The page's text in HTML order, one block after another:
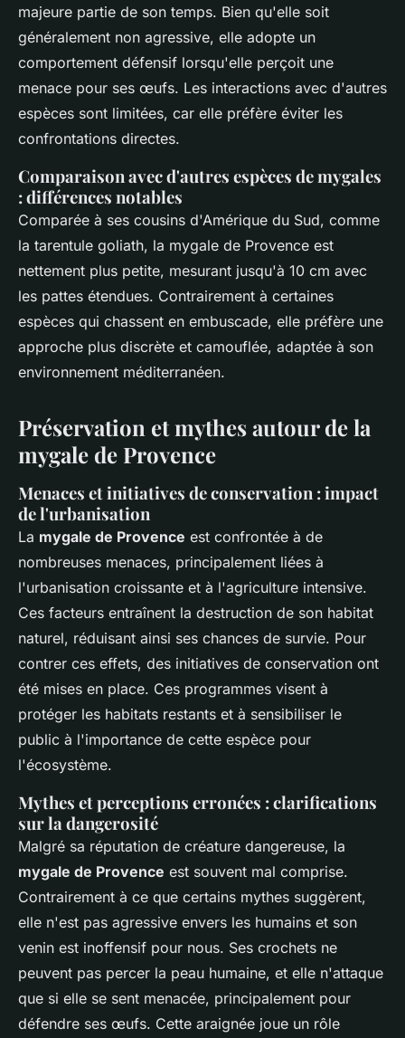
majeure partie de son temps. Bien qu'elle soit
généralement non agressive, elle adopte un
comportement défensif lorsqu'elle perçoit une
menace pour ses œufs. Les interactions avec d'autres
espèces sont limitées, car elle préfère éviter les
confrontations directes.
Comparaison avec d'autres espèces de mygales
: différences notables
Comparée à ses cousins d'Amérique du Sud, comme
la tarentule goliath, la mygale de Provence est
nettement plus petite, mesurant jusqu'à 10 cm avec
les pattes étendues. Contrairement à certaines
espèces qui chassent en embuscade, elle préfère une
approche plus discrète et camouflée, adaptée à son
environnement méditerranéen.
Préservation et mythes autour de la
mygale de Provence
Menaces et initiatives de conservation : impact
de l'urbanisation
La mygale de Provence est confrontée à de
nombreuses menaces, principalement liées à
l'urbanisation croissante et à l'agriculture intensive.
Ces facteurs entraînent la destruction de son habitat
naturel, réduisant ainsi ses chances de survie. Pour
contrer ces effets, des initiatives de conservation ont
été mises en place. Ces programmes visent à
protéger les habitats restants et à sensibiliser le
public à l'importance de cette espèce pour
l'écosystème.
Mythes et perceptions erronées : clarifications
sur la dangerosité
Malgré sa réputation de créature dangereuse, la
mygale de Provence est souvent mal comprise.
Contrairement à ce que certains mythes suggèrent,
elle n'est pas agressive envers les humains et son
venin est inoffensif pour nous. Ses crochets ne
peuvent pas percer la peau humaine, et elle n'attaque
que si elle se sent menacée, principalement pour
défendre ses œufs. Cette araignée joue un rôle